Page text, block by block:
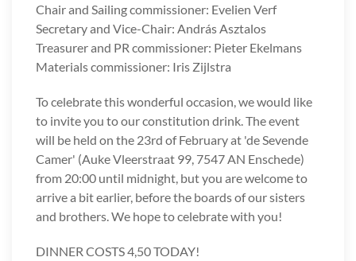
Chair and Sailing commissioner: Evelien Verf
Secretary and Vice-Chair: András Asztalos
Treasurer and PR commissioner: Pieter Ekelmans
Materials commissioner: Iris Zijlstra
To celebrate this wonderful occasion, we would like
to invite you to our constitution drink. The event
will be held on the 23rd of February at 'de Sevende
Camer' (Auke Vleerstraat 99, 7547 AN Enschede)
from 20:00 until midnight, but you are welcome to
arrive a bit earlier, before the boards of our sisters
and brothers. We hope to celebrate with you!
DINNER COSTS 4,50 TODAY!